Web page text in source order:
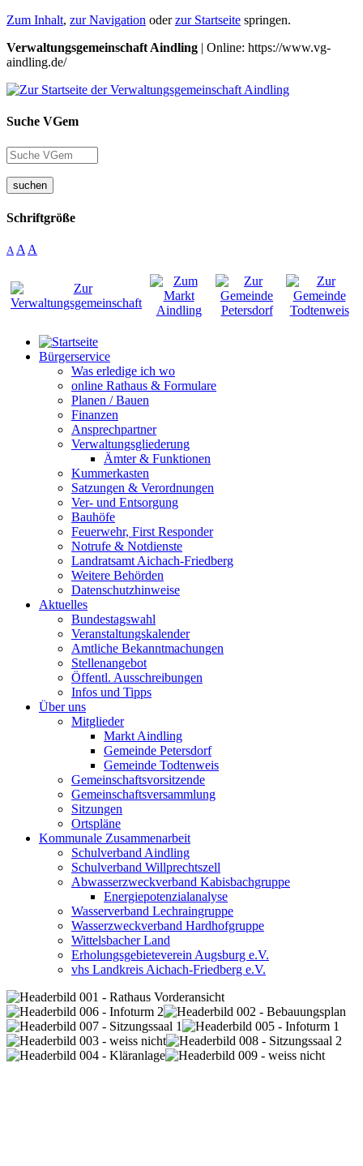
Zum Inhalt, zur Navigation oderzur Startseite springen.
Verwaltungsgemeinschaft Aindling | Online: https://www.vg-
aindling.de/
Suche VGem
suchen
Schriftgröße
A A A
Bürgerservice
Was erledige ich wo
online Rathaus & Formulare
Planen / Bauen
Finanzen
Ansprechpartner
Verwaltungsgliederung
Ämter & Funktionen
Kummerkasten
Satzungen & Verordnungen
Ver- und Entsorgung
Bauhöfe
Feuerwehr, First Responder
Notrufe & Notdienste
Landratsamt Aichach-Friedberg
Weitere Behörden
Datenschutzhinweise
Aktuelles
Bundestagswahl
Veranstaltungskalender
Amtliche Bekanntmachungen
Stellenangebot
Öffentl. Ausschreibungen
Infos und Tipps
Über uns
Mitglieder
Markt Aindling
Gemeinde Petersdorf
Gemeinde Todtenweis
Gemeinschaftsvorsitzende
Gemeinschaftsversammlung
Sitzungen
Ortspläne
Kommunale Zusammenarbeit
Schulverband Aindling
Schulverband Willprechtszell
Abwasserzweckverband Kabisbachgruppe
Energiepotenzialanalyse
Wasserverband Lechraingruppe
Wasserzweckverband Hardhofgruppe
Wittelsbacher Land
Erholungsgebieteverein Augsburg e.V.
vhs Landkreis Aichach-Friedberg e.V.